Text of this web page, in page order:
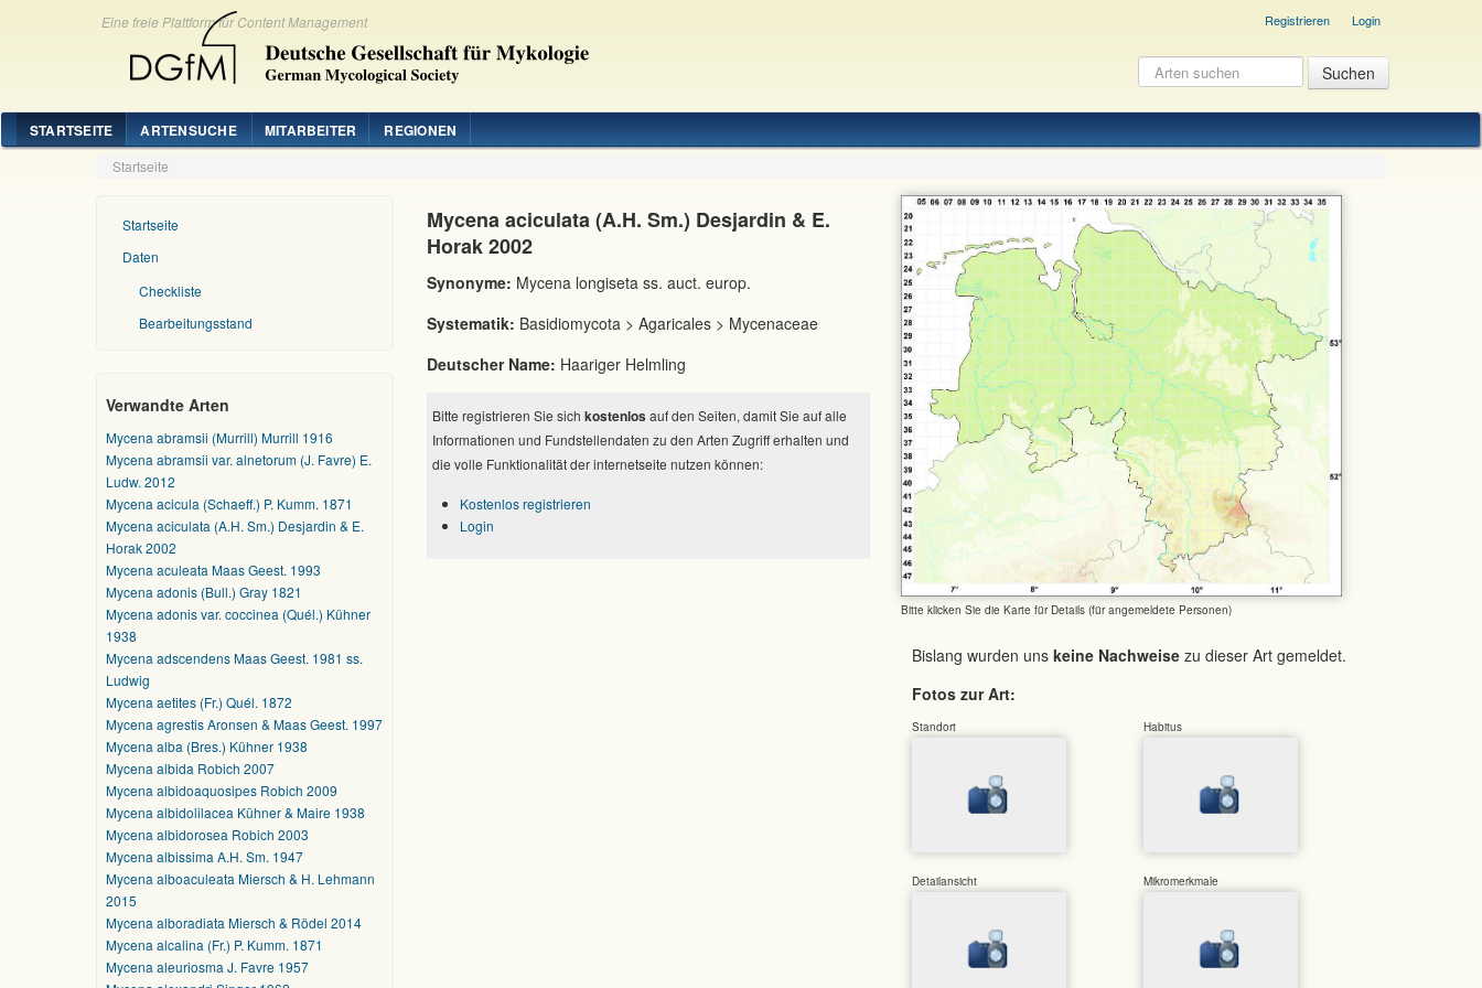
Eine freie Plattform für Content Management Registrieren Login
STARTSEITE ARTENSUCHE MITARBEITER REGIONEN
Startseite
Startseite
Daten
Checkliste
Bearbeitungsstand
Verwandte Arten
Mycena abramsii (Murrill) Murrill 1916
Mycena abramsii var. alnetorum (J. Favre) E.
Ludw. 2012
Mycena acicula (Schaeff.) P. Kumm. 1871
Mycena aciculata (A.H. Sm.) Desjardin & E.
Horak 2002
Mycena aculeata Maas Geest. 1993
Mycena adonis (Bull.) Gray 1821
Mycena adonis var. coccinea (Quél.) Kühner
1938
Mycena adscendens Maas Geest. 1981 ss.
Ludwig
Mycena aetites (Fr.) Quél. 1872
Mycena agrestis Aronsen & Maas Geest. 1997
Mycena alba (Bres.) Kühner 1938
Mycena albida Robich 2007
Mycena albidoaquosipes Robich 2009
Mycena albidolilacea Kühner & Maire 1938
Mycena albidorosea Robich 2003
Mycena albissima A.H. Sm. 1947
Mycena alboaculeata Miersch & H. Lehmann
2015
Mycena alboradiata Miersch & Rödel 2014
Mycena alcalina (Fr.) P. Kumm. 1871
Mycena aleuriosma J. Favre 1957
Bitte klicken Sie die Karte für Details (für angemeldete Personen)
Bislang wurden uns keine Nachweise zu dieser Art gemeldet.
Fotos zur Art:
Standort Habitus
Detailansicht Mikromerkmale
Mycena aciculata (A.H. Sm.) Desjardin & E.
Horak 2002
Synonyme: Mycena longiseta ss. auct. europ.
Systematik: Basidiomycota > Agaricales > Mycenaceae
Deutscher Name: Haariger Helmling
Bitte registrieren Sie sich kostenlos auf den Seiten, damit Sie auf alle
Informationen und Fundstellendaten zu den Arten Zugriff erhalten und
die volle Funktionalität der internetseite nutzen können:
Kostenlos registrieren
Login